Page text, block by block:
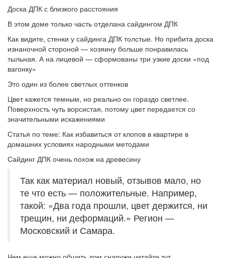
Доска ДПК с близкого расстояния
В этом доме только часть отделана сайдингом ДПК
Как видите, стенки у сайдинга ДПК толстые. Но прибита доска
изнаночной стороной — хозяину больше понравилась
тыльная. А на лицевой — сформованы три узкие доски «под
вагонку»
Это один из более светлых оттенков
Цвет кажется темным, но реально он гораздо светлее.
Поверхность чуть ворсистая, потому цвет передается со
значительными искажениями
Статья по теме: Как избавиться от клопов в квартире в
домашних условиях народными методами
Сайдинг ДПК очень похож на древесину
Так как материал новый, отзывов мало, но
те что есть — положительные. Например,
такой: «Два года прошли, цвет держится, ни
трещин, ни деформаций.» Регион —
Московский и Самара.